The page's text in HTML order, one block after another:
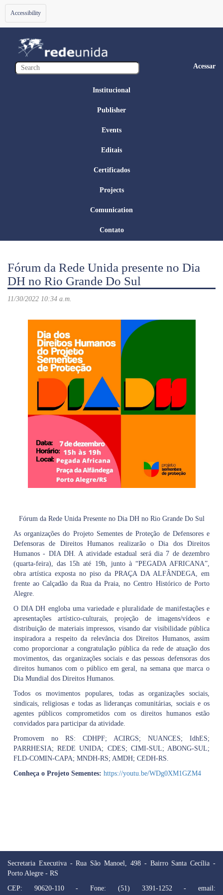
Toggle
navigation
Accessibility
Acessar
Institucional
Publisher
Events
Editais
Certificados
Projects
Comunication
Contato
Fórum da Rede Unida presente no Dia
DH no Rio Grande Do Sul
11/30/2022 10:34 a.m.
Fórum da Rede Unida Presente no Dia DH no Rio Grande Do Sul
As organizações do Projeto Sementes de Proteção de Defensores e
Defensoras de Direitos Humanos realizarão o Dia dos Direitos
Humanos - DIA DH. A atividade estadual será dia 7 de dezembro
(quarta-feira), das 15h até 19h, junto à “PEGADA AFRICANA”,
obra artística exposta no piso da PRAÇA DA ALFÂNDEGA, em
frente ao Calçadão da Rua da Praia, no Centro Histórico de Porto
Alegre.
O DIA DH engloba uma variedade e pluralidade de manifestações e
apresentações artístico-culturais, projeção de imagens/vídeos e
distribuição de materiais impressos, visando dar visibilidade pública
inspiradora a respeito da relevância dos Direitos Humanos, assim
como proporcionar a congratulação pública da rede de atuação dos
movimentos, das organizações sociais e das pessoas defensoras dos
direitos humanos com o público em geral, na semana que marca o
Dia Mundial dos Direitos Humanos.
Todos os movimentos populares, todas as organizações sociais,
sindicais, religiosas e todas as lideranças comunitárias, sociais e os
agentes públicos comprometidos com os direitos humanos estão
convidados para participar da atividade.
Promovem no RS: CDHPF; ACIRGS; NUANCES; IdhES;
PARRHESIA; REDE UNIDA; CDES; CIMI-SUL; ABONG-SUL;
FLD-COMIN-CAPA; MNDH-RS; AMDH; CEDH-RS.
Conheça o Projeto Sementes: https://youtu.be/WDg0XM1GZM4
Secretaria Executiva - Rua São Manoel, 498 - Bairro Santa Cecília -
Porto Alegre - RS
CEP: 90620-110 - Fone: (51) 3391-1252 - email: